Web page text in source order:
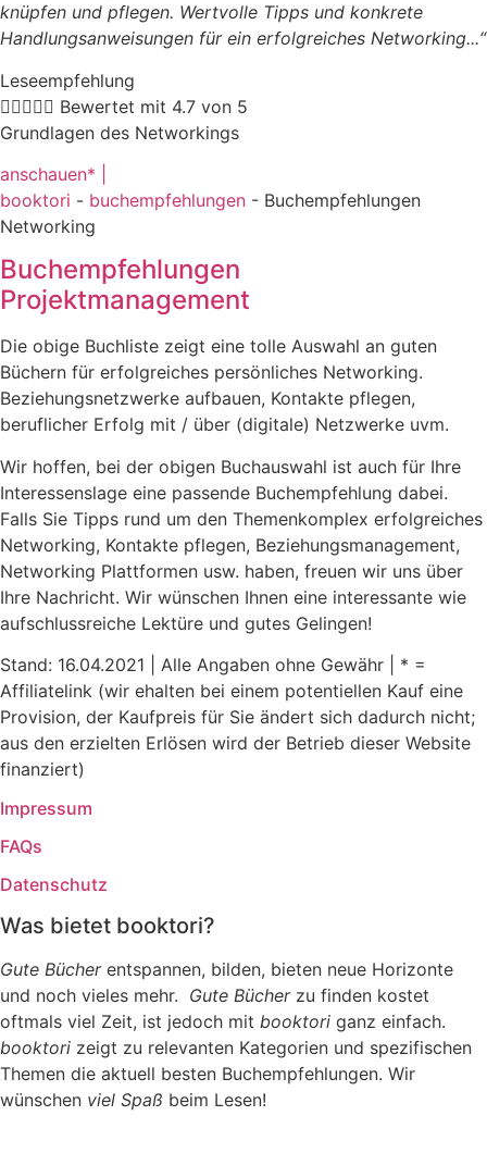
knüpfen und pflegen. Wertvolle Tipps und konkrete
Handlungsanweisungen für ein erfolgreiches Networking...“
Leseempfehlung
 Bewertet mit 4.7 von 5
Grundlagen des Networkings
anschauen* |
booktori - buchempfehlungen - Buchempfehlungen
Networking
Buchempfehlungen
Projektmanagement
Die obige Buchliste zeigt eine tolle Auswahl an guten
Büchern für erfolgreiches persönliches Networking.
Beziehungsnetzwerke aufbauen, Kontakte pflegen,
beruflicher Erfolg mit / über (digitale) Netzwerke uvm.
Wir hoffen, bei der obigen Buchauswahl ist auch für Ihre
Interessenslage eine passende Buchempfehlung dabei.
Falls Sie Tipps rund um den Themenkomplex erfolgreiches
Networking, Kontakte pflegen, Beziehungsmanagement,
Networking Plattformen usw. haben, freuen wir uns über
Ihre Nachricht. Wir wünschen Ihnen eine interessante wie
aufschlussreiche Lektüre und gutes Gelingen!
Stand: 16.04.2021 | Alle Angaben ohne Gewähr | * =
Affiliatelink (wir ehalten bei einem potentiellen Kauf eine
Provision, der Kaufpreis für Sie ändert sich dadurch nicht;
aus den erzielten Erlösen wird der Betrieb dieser Website
finanziert)
Impressum
FAQs
Datenschutz
Was bietet booktori?
Gute Bücherentspannen, bilden, bieten neue Horizonte
und noch vieles mehr. Gute Bücherzu finden kostet
oftmals viel Zeit, ist jedoch mit booktori ganz einfach.
booktori zeigt zu relevanten Kategorien und spezifischen
Themen die aktuell besten Buchempfehlungen. Wir
wünschen viel Spaß beim Lesen!